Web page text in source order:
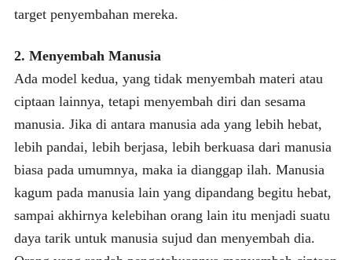
target penyembahan mereka.
2. Menyembah Manusia
Ada model kedua, yang tidak menyembah materi atau
ciptaan lainnya, tetapi menyembah diri dan sesama
manusia. Jika di antara manusia ada yang lebih hebat,
lebih pandai, lebih berjasa, lebih berkuasa dari manusia
biasa pada umumnya, maka ia dianggap ilah. Manusia
kagum pada manusia lain yang dipandang begitu hebat,
sampai akhirnya kelebihan orang lain itu menjadi suatu
daya tarik untuk manusia sujud dan menyembah dia.